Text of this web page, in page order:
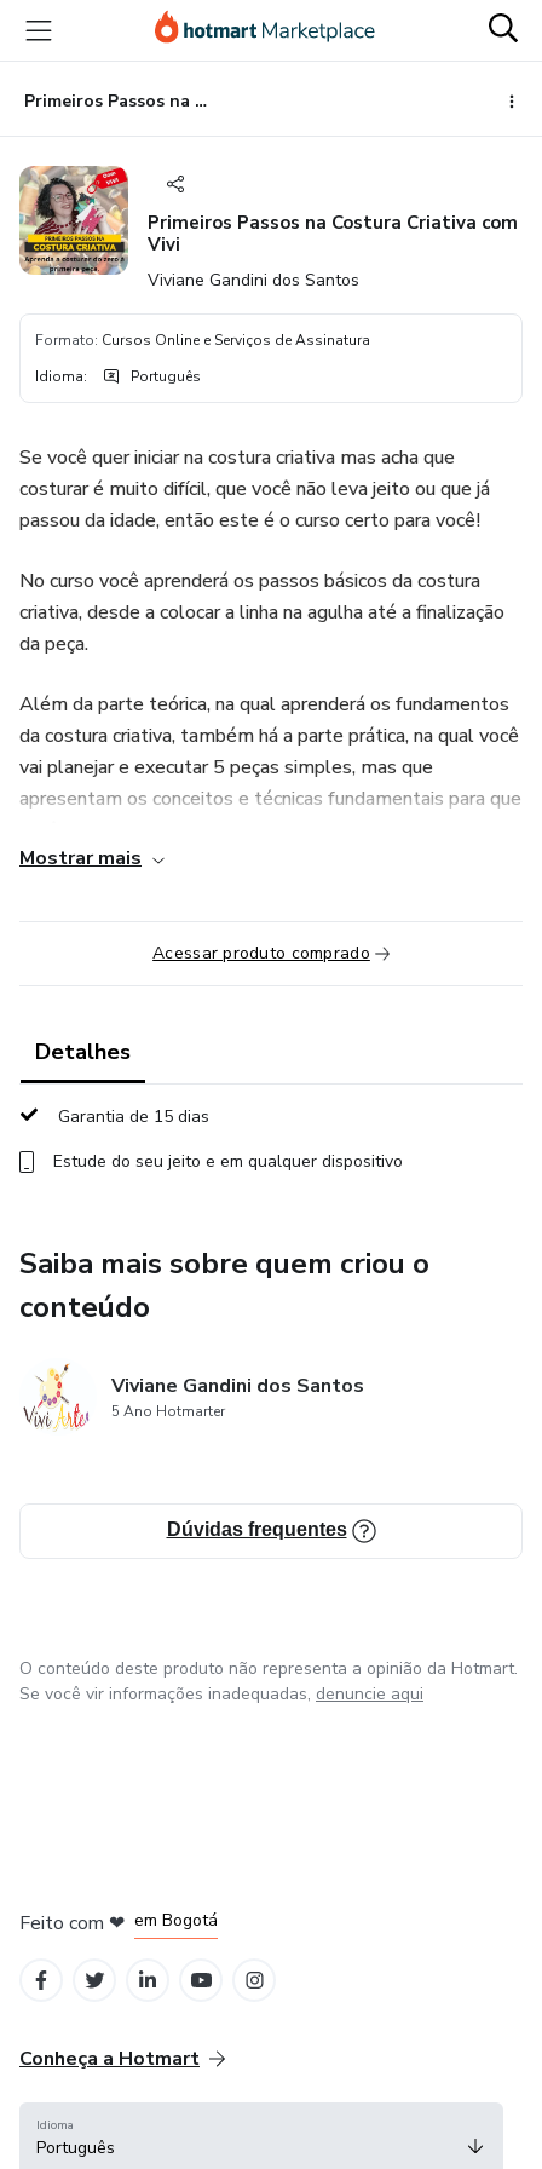
para
conteúdo
principal
para
pagamento
para
rodapé
Primeiros Passos na Costura Criativa com Vivi
Primeiros Passos na Costura Criativa com
Vivi
Viviane Gandini dos Santos
Formato: Cursos Online e Serviços de Assinatura
Idioma: Português
Se você quer iniciar na costura criativa mas acha que
costurar é muito difícil, que você não leva jeito ou que já
passou da idade, então este é o curso certo para você!
No curso você aprenderá os passos básicos da costura
criativa, desde a colocar a linha na agulha até a finalização
da peça.
Além da parte teórica, na qual aprenderá os fundamentos
da costura criativa, também há a parte prática, na qual você
vai planejar e executar 5 peças simples, mas que
apresentam os conceitos e técnicas fundamentais para que
animação.
Mostrar mais
Acessar produto comprado
Detalhes
Garantia de 15 dias
Estude do seu jeito e em qualquer dispositivo
Saiba mais sobre quem criou o
conteúdo
Viviane Gandini dos Santos
5 Ano Hotmarter
Dúvidas frequentes
O conteúdo deste produto não representa a opinião da Hotmart.
Se você vir informações inadequadas, denuncie aqui
Feito com ❤ em Bogotá
Conheça a Hotmart
Idioma
Português